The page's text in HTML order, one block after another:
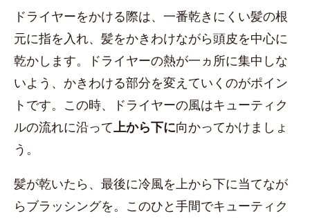
ドライヤーをかける際は、一番乾きにくい髪の根
元に指を入れ、髪をかきわけながら頭皮を中心に
乾かします。ドライヤーの熱が一ヵ所に集中しな
いよう、かきわける部分を変えていくのがポイン
トです。この時、ドライヤーの風はキューティク
ルの流れに沿って上から下に向かってかけましょ
う。
髪が乾いたら、最後に冷風を上から下に当てなが
らブラッシングを。このひと手間でキューティク